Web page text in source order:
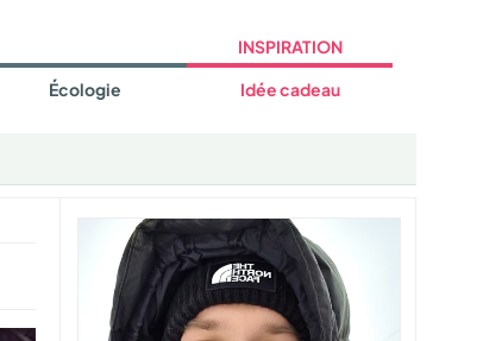
Écologie
INSPIRATION
Idée cadeau